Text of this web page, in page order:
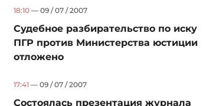
18:10 — 09 / 07 / 2007
Судебное разбирательство по иску
ПГР против Министерства юстиции
отложено
17:41 — 09 / 07 / 2007
Состоялась презентация журнала